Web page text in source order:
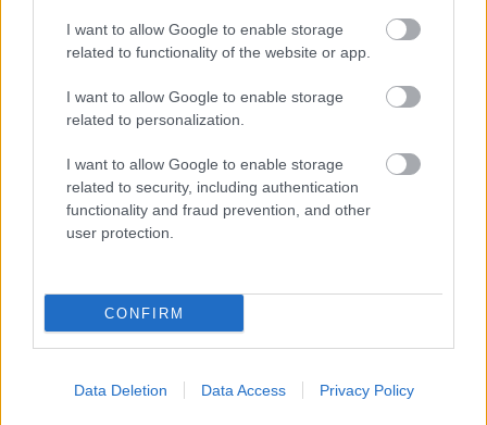
I want to allow Google to enable storage
related to functionality of the website or app.
I want to allow Google to enable storage
related to personalization.
I want to allow Google to enable storage
related to security, including authentication
functionality and fraud prevention, and other
user protection.
CONFIRM
Data Deletion Data Access Privacy Policy
Észrevettétek, hogy milyen gyakran
színpadra lépnek emberek
robotokkal?
szucsadam 2017. október 07.
Még csak a trendek láthatóak, a folyamatnak csupán
az elején járunk, még csak sejtjük, milyen lesz a
lesz-e gépgyűlölet, megtöltjük-e érzelmekkel az
általunk alkotott szerkezeteket. A hét nagyon várt…